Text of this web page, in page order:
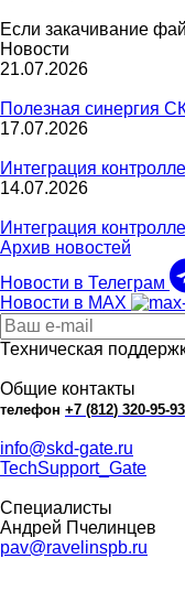
Если закачивание
Новости
21.07.2026
Полезная синергия
17.07.2026
Интеграция
14.07.2026
Интеграция
Архив новостей
Новости в Телеграм
Новости в MAX
Техническая
Общие контакты
телефон +7 (812) 320-95-93
info@skd-gate.ru
TechSupport_Gate
Специалисты
Андрей Пчелинцев
pav@ravelinspb.ru